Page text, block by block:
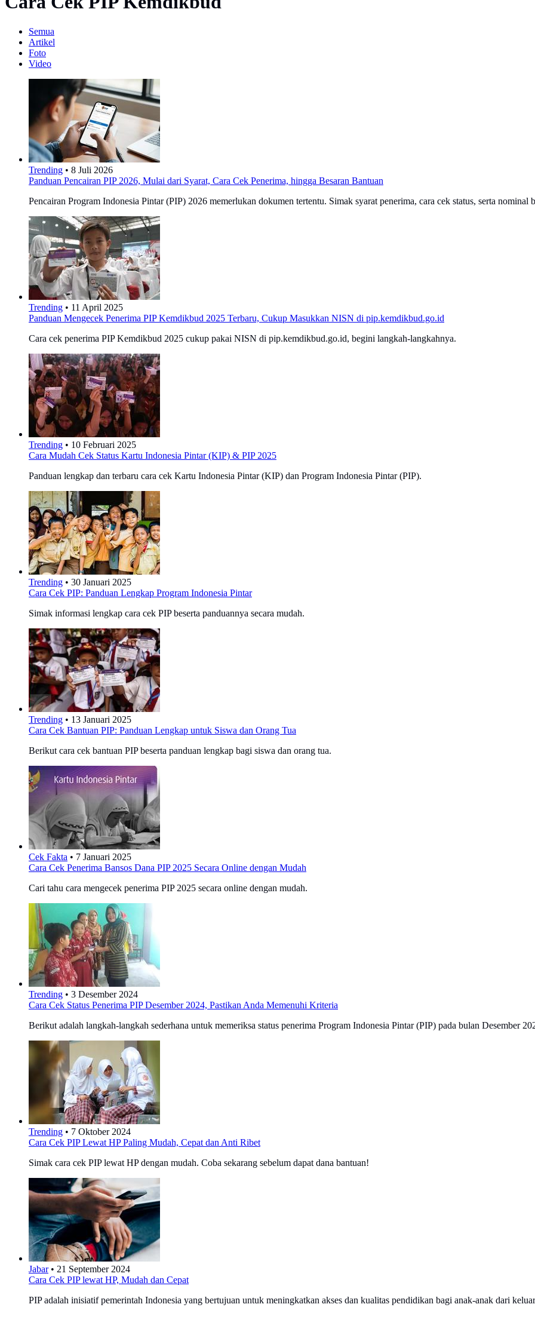
Semua
Artikel
Foto
Video
Trending • 8 Juli 2026
Panduan Pencairan PIP 2026, Mulai dari Syarat, Cara Cek Penerima, hingga Besaran Bantuan
Pencairan Program Indonesia Pintar (PIP) 2026 memerlukan dokumen tertentu. Simak syarat penerima, cara cek status, serta nominal
Trending • 11 April 2025
Panduan Mengecek Penerima PIP Kemdikbud 2025 Terbaru, Cukup Masukkan NISN di pip.kemdikbud.go.id
Cara cek penerima PIP Kemdikbud 2025 cukup pakai NISN di pip.kemdikbud.go.id, begini langkah-langkahnya.
Trending • 10 Februari 2025
Cara Mudah Cek Status Kartu Indonesia Pintar (KIP) & PIP 2025
Panduan lengkap dan terbaru cara cek Kartu Indonesia Pintar (KIP) dan Program Indonesia Pintar (PIP).
Trending • 30 Januari 2025
Cara Cek PIP: Panduan Lengkap Program Indonesia Pintar
Simak informasi lengkap cara cek PIP beserta panduannya secara mudah.
Trending • 13 Januari 2025
Cara Cek Bantuan PIP: Panduan Lengkap untuk Siswa dan Orang Tua
Berikut cara cek bantuan PIP beserta panduan lengkap bagi siswa dan orang tua.
Cek Fakta • 7 Januari 2025
Cara Cek Penerima Bansos Dana PIP 2025 Secara Online dengan Mudah
Cari tahu cara mengecek penerima PIP 2025 secara online dengan mudah.
Trending • 3 Desember 2024
Cara Cek Status Penerima PIP Desember 2024, Pastikan Anda Memenuhi Kriteria
Berikut adalah langkah-langkah sederhana untuk memeriksa status penerima Program Indonesia Pintar (PIP) pada bulan Desember
Trending • 7 Oktober 2024
Cara Cek PIP Lewat HP Paling Mudah, Cepat dan Anti Ribet
Simak cara cek PIP lewat HP dengan mudah. Coba sekarang sebelum dapat dana bantuan!
Jabar • 21 September 2024
Cara Cek PIP lewat HP, Mudah dan Cepat
PIP adalah inisiatif pemerintah Indonesia yang bertujuan untuk meningkatkan akses dan kualitas pendidikan bagi anak-anak dari